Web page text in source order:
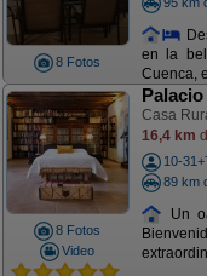
8 Fotos
en la
Cuenca,
8 Fotos
Video
Casa
16,4 km
10-
89 km
Un